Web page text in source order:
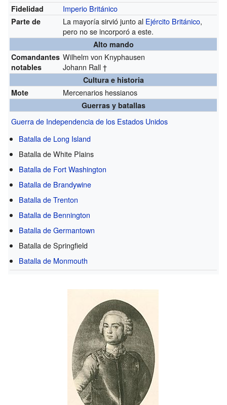
Fidelidad Imperio Británico
Parte de La mayoría sirvió junto al Ejército Británico,
pero no se incorporó a este.
Alto mando
Comandantes
notables
Wilhelm von Knyphausen
Johann Rall †
Cultura e historia
Mote
Mercenarios hessianos
Guerras y batallas
Guerra de Independencia de los Estados Unidos
Batalla de Long Island
Batalla de White Plains
Batalla de Fort Washington
Batalla de Brandywine
Batalla de Trenton
Batalla de Bennington
Batalla de Germantown
Batalla de Springfield
Batalla de Monmouth